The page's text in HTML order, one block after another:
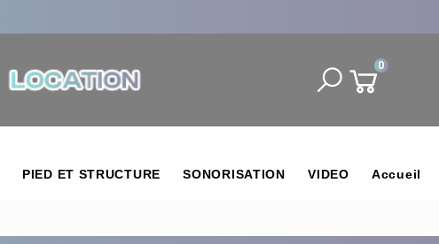
0
PIED ET STRUCTURE SONORISATION VIDEO Accueil